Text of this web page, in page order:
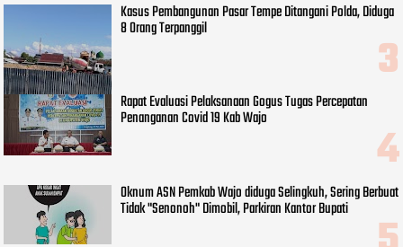
Kasus Pembangunan Pasar Tempe Ditangani Polda, Diduga
8 Orang Terpanggil
Rapat Evaluasi Pelaksanaan Gogus Tugas Percepatan
Penanganan Covid 19 Kab Wajo
Oknum ASN Pemkab Wajo diduga Selingkuh, Sering Berbuat
Tidak "Senonoh" Dimobil, Parkiran Kantor Bupati